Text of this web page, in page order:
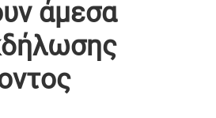
άμεσα